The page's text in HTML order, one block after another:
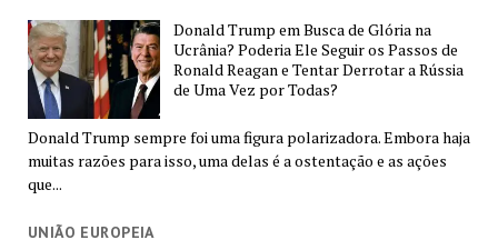
Donald Trump em Busca de Glória na
Ucrânia? Poderia Ele Seguir os Passos de
Ronald Reagan e Tentar Derrotar a Rússia
de Uma Vez por Todas?
Donald Trump sempre foi uma figura polarizadora. Embora haja
muitas razões para isso, uma delas é a ostentação e as ações
que...
UNIÃO EUROPEIA